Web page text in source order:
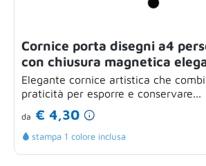
Cornice porta disegni a4
con chiusura magnetica
Elegante cornice artistica che
praticità per esporre e conservare...
da € 4,30
stampa 1 colore inclusa